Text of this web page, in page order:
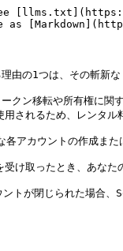
as
の1つは、その斬新な
クン移転や所有権に
されるため、レンタル
アカウントの作成ま
け取ったとき、あな